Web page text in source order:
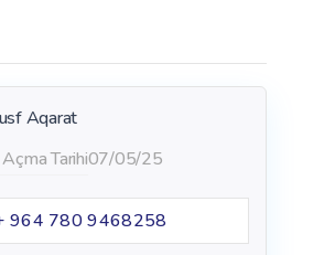
Aqarat
Tarihi07/05/25
964 780 9468258